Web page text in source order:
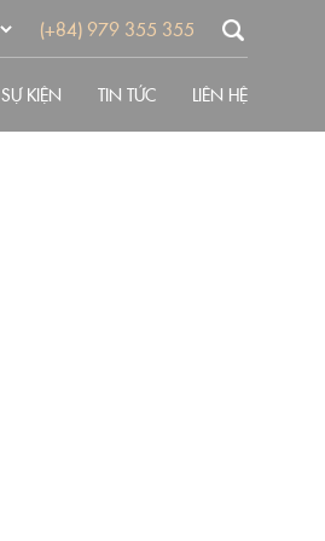
(+84) 979 355 355
SỰ KIỆN TIN TỨC LIÊN HỆ